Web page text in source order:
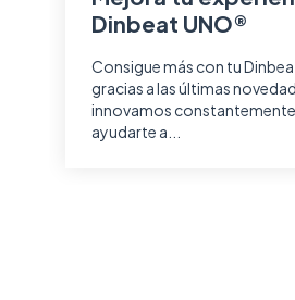
Dinbeat UNO®
Consigue más con tu
gracias a las últimas
innovamos
ayudarte a...